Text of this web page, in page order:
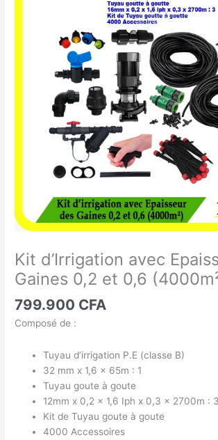
Kit d’Irrigation avec
Gaines 0,2 et 0,6
799.900 CFA
Composé de :
Tuyau d’irrigation P.E (classe B)
32 mm x 1,6 x 65m : 1
Tuyau goute à goute
12mm x 0,2 x 1,6 Iph x 0,3 x 2700m : 3
Kit de Tuyau goute à goute
4000 Accessoires